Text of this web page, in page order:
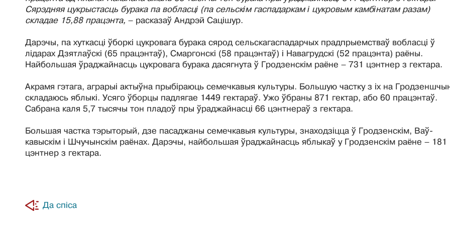
Сярэдняя цукрыстасць бурака па вобласці (па сельскім гаспадаркам і цукровым камбінатам разам)
складае 15,88 працэнта, – расказаў Андрэй Сацішур.
Дарэчы, па хуткасці ўборкі цукровага бурака сярод сельскагаспадарчых прадпрыемстваў вобласці ў
лідарах Дзятлаўскі (65 працэнтаў), Смаргонскі (58 працэнтаў) і Навагрудскі (52 працэнта) раёны.
Найбольшая ўраджайнасць цукровага бурака дасягнута ў Гродзенскім раёне – 731 цэнтнер з гектара.
Акрамя гэтага, аграрыі актыўна прыбіраюць семечкавыя культуры. Большую частку з іх на
складаюсь яблыкі. Усяго ўборцы падлягае 1449 гектараў. Ужо ўбраны 871 гектар, або 60 працэнтаў.
Сабрана каля 5,7 тысячы тон пладоў пры ўраджайнасці 66 цэнтнераў з гектара.
Большая частка тэрыторый, дзе пасаджаны семечкавыя культуры, знаходзіцца ў Гродзенскім, Ваў-
кавыскім і Шчучынскім раёнах. Дарэчы, найбольшая ўраджайнасць яблыкаў у Гродзенскім раёне – 181
цэнтнер з гектара.
Да спіса